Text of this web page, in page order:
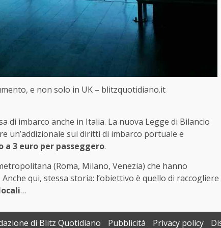
e non solo in UK – blitzquotidiano.it
di imbarco anche in Italia. La nuova Legge di Bilancio
un’addizionale sui diritti di imbarco portuale e
a 3 euro per passeggero.
(Roma, Milano, Venezia) che hanno
qui, stessa storia: l’obiettivo è quello di raccogliere
…
di Blitz Quotidiano Pubblicità Privacy policy